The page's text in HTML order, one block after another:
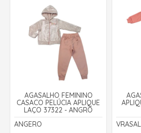
AGASALHO FEMININO
CASACO PELÚCIA APLIQUE
LAÇO 37322 - ANGRÔ
ANGERO